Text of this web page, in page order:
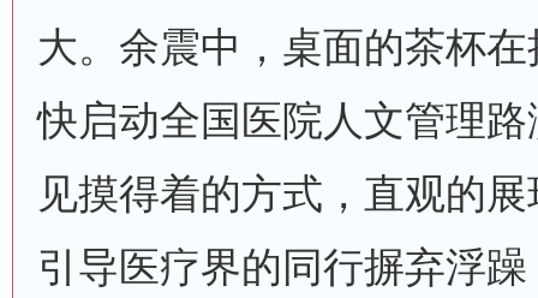
大。余震中，桌面的茶杯
快启动全国医院人文管理
见摸得着的方式，直观的
引导医疗界的同行摒弃浮